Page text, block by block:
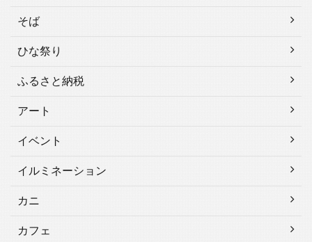
そば
ひな祭り
ふるさと納税
アート
イベント
イルミネーション
カニ
カフェ